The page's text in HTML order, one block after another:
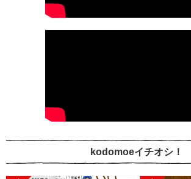
kodomoeイチオシ！